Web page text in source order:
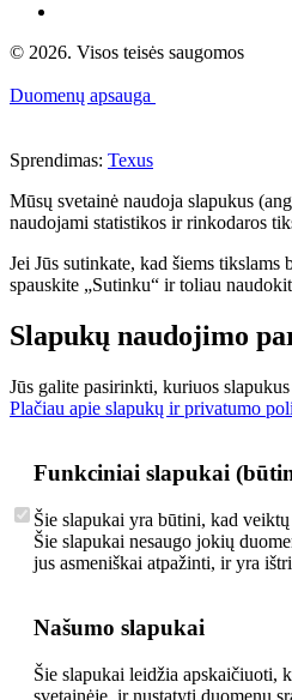
© 2026. Visos teisės saugomos
Duomenų apsauga
Sprendimas: Texus
Mūsų svetainė naudoja slapukus
naudojami statistikos ir rinkodaros
Jei Jūs sutinkate, kad šiems tikslams
spauskite „Sutinku“ ir toliau
Slapukų naudojimo
Jūs galite pasirinkti, kuriuos
Plačiau apie slapukų ir privatumo
Funkciniai slapukai
Šie slapukai yra būtini, kad
Šie slapukai nesaugo jokių
jus asmeniškai atpažinti, ir yra
Našumo slapukai
Šie slapukai leidžia apskaičiuoti,